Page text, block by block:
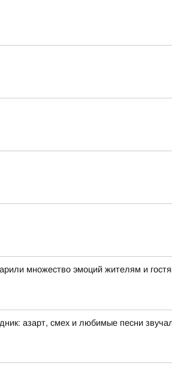
множество эмоций жителям и
азарт, смех и любимые песни